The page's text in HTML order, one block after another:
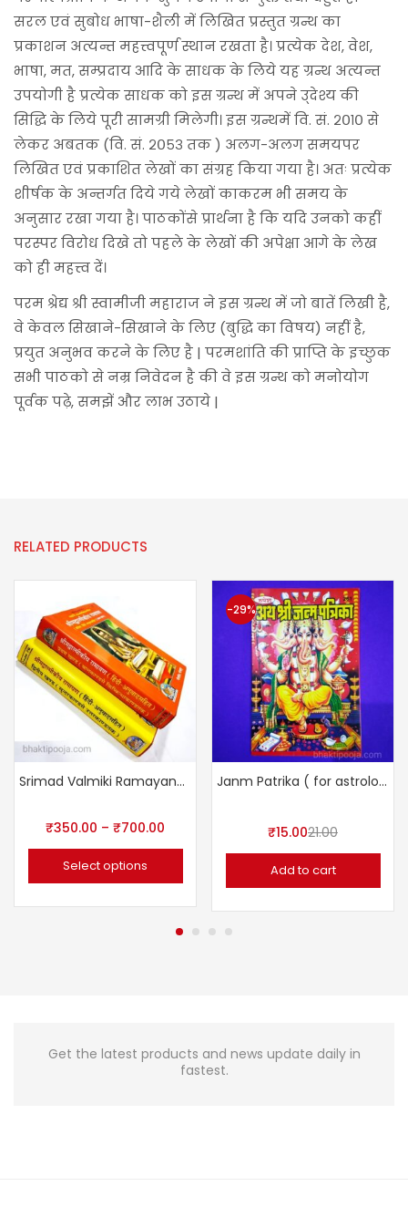
सरल एवं सुबोध भाषा-शैली में लिखित प्रस्तुत ग्रन्थ का
प्रकाशन अत्यन्त महत्त्वपूर्ण स्थान रखता है। प्रत्येक देश, वेश,
भाषा, मत, सम्प्रदाय आदि के साधक के लिये यह ग्रन्थ अत्यन्त
उपयोगी है प्रत्येक साधक को इस ग्रन्थ में अपने उ्देश्य की
सिद्धि के लिये पूरी सामग्री मिलेगी। इस ग्रन्थमें वि. सं. २०१० से
लेकर अबतक (वि. सं. २०५३ तक ) अलग-अलग समयपर
लिखित एवं प्रकाशित लेखों का संग्रह किया गया है। अतः प्रत्येक
शीर्षक के अन्तर्गत दिये गये लेखों काकरम भी समय के
अनुसार रखा गया है। पाठकोंसे प्रार्थना है कि यदि उनको कहीं
परस्पर विरोध दिखे तो पहले के लेखों की अपेक्षा आगे के लेख
को ही महत्त्व दें।
परम श्रेद्य श्री स्वामीजी महाराज ने इस ग्रन्थ में जो बातें लिखी है,
वे केवल सिखाने-सिखाने के लिए (बुद्धि का विषय) नहीं है,
प्रयुत अनुभव करने के लिए है | परमशांति की प्राप्ति के इच्छुक
सभी पाठको से नम्र निवेदन है की वे इस ग्रन्थ को मनोयोग
पूर्वक पढ़े, समझें और लाभ उठाये |
RELATED PRODUCTS
Srimad Valmiki Ramayana (Sanskrit _ Hindi) Sampoorn
₹350.00 – ₹700.00
Select options
-29%
Janm Patrika ( for astrologers)
₹15.0021.00
Add to cart
Get the latest products and news update daily in
fastest.